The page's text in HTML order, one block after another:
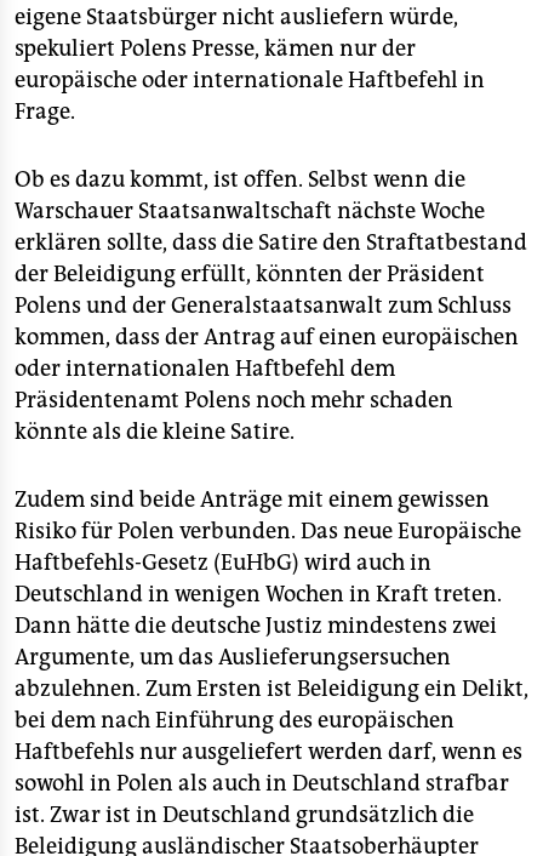
eigene Staatsbürger nicht ausliefern würde,
spekuliert Polens Presse, kämen nur der
europäische oder internationale Haftbefehl in
Frage.
Ob es dazu kommt, ist offen. Selbst wenn die
Warschauer Staatsanwaltschaft nächste Woche
erklären sollte, dass die Satire den Straftatbestand
der Beleidigung erfüllt, könnten der Präsident
Polens und der Generalstaatsanwalt zum Schluss
kommen, dass der Antrag auf einen europäischen
oder internationalen Haftbefehl dem
Präsidentenamt Polens noch mehr schaden
könnte als die kleine Satire.
Zudem sind beide Anträge mit einem gewissen
Risiko für Polen verbunden. Das neue Europäische
Haftbefehls-Gesetz (EuHbG) wird auch in
Deutschland in wenigen Wochen in Kraft treten.
Dann hätte die deutsche Justiz mindestens zwei
Argumente, um das Auslieferungsersuchen
abzulehnen. Zum Ersten ist Beleidigung ein Delikt,
bei dem nach Einführung des europäischen
Haftbefehls nur ausgeliefert werden darf, wenn es
sowohl in Polen als auch in Deutschland strafbar
ist. Zwar ist in Deutschland grundsätzlich die
Beleidigung ausländischer Staatsoberhäupter